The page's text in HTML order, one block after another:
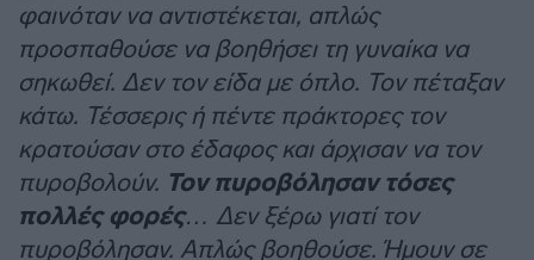
φαινόταν να αντιστέκεται, απλώς
προσπαθούσε να βοηθήσει τη γυναίκα να
σηκωθεί. Δεν τον είδα με όπλο. Τον πέταξαν
κάτω. Τέσσερις ή πέντε πράκτορες τον
κρατούσαν στο έδαφος και άρχισαν να τον
πυροβολούν. Τον πυροβόλησαν τόσες
πολλές φορές… Δεν ξέρω γιατί τον
πυροβόλησαν. Απλώς βοηθούσε. Ήμουν σε